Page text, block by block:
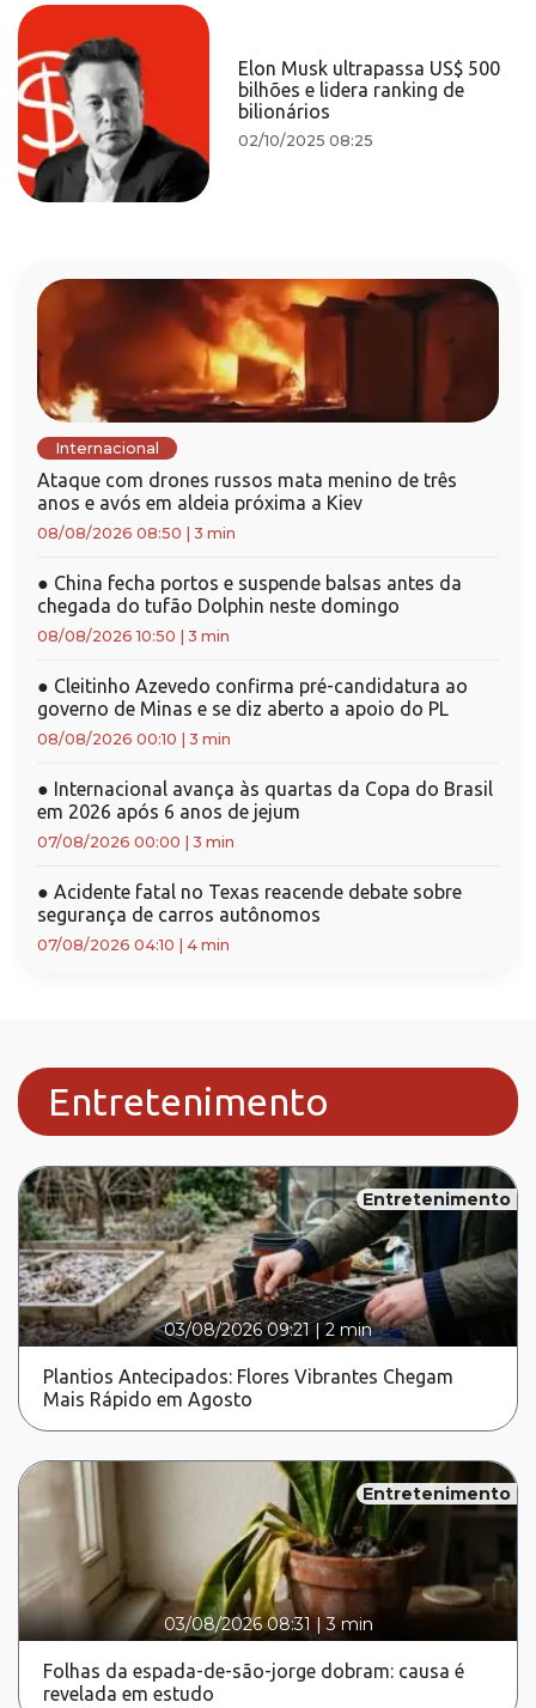
Elon Musk ultrapassa US$ 500
bilhões e lidera ranking de
bilionários
02/10/2025 08:25
Internacional
Ataque com drones russos mata menino de três
anos e avós em aldeia próxima a Kiev
08/08/2026 08:50 3 min
● China fecha portos e suspende balsas antes da
chegada do tufão Dolphin neste domingo
08/08/2026 10:50 3 min
● Cleitinho Azevedo confirma pré-candidatura ao
governo de Minas e se diz aberto a apoio do PL
08/08/2026 00:10 3 min
● Internacional avança às quartas da Copa do Brasil
em 2026 após 6 anos de jejum
07/08/2026 00:00 3 min
● Acidente fatal no Texas reacende debate sobre
segurança de carros autônomos
07/08/2026 04:10 4 min
Entretenimento
Entretenimento
03/08/2026 09:21|2 min
Plantios Antecipados: Flores Vibrantes Chegam
Mais Rápido em Agosto
Entretenimento
03/08/2026 08:31 |3 min
Folhas da espada-de-são-jorge dobram: causa é
revelada em estudo